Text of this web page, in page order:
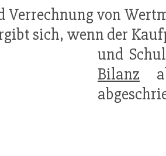
Verrechnung von
sich, wenn der
und
Bilanz